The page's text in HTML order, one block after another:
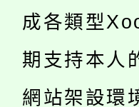
開!
田徑場
桃園市
大園自
成各類型
期支持本人
網站架設環